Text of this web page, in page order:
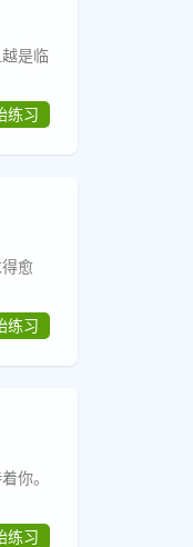
是临
练习
愈
练习
你。
练习